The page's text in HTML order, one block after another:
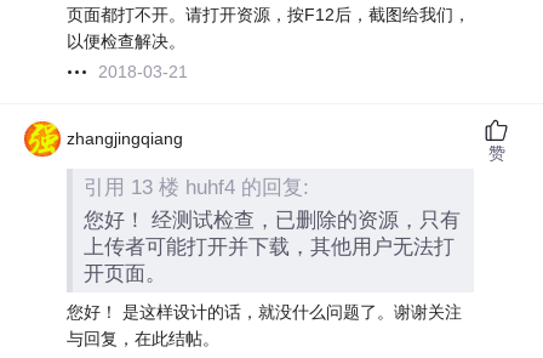
页面都打不开。请打开资源，按F12后，截图给我们，
以便检查解决。
2018-03-21
zhangjingqiang
引用 13 楼 huhf4 的回复:
您好！ 经测试检查，已删除的资源，只有
上传者可能打开并下载，其他用户无法打
开页面。
您好！ 是这样设计的话，就没什么问题了。谢谢关注
与回复，在此结帖。
赞